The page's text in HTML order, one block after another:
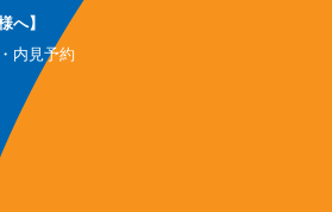
へ】
内見予約